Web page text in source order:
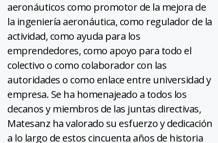
aeronáuticos como promotor de la mejora de
la ingeniería aeronáutica, como regulador de la
actividad, como ayuda para los
emprendedores, como apoyo para todo el
colectivo o como colaborador con las
autoridades o como enlace entre universidad y
empresa. Se ha homenajeado a todos los
decanos y miembros de las juntas directivas,
Matesanz ha valorado su esfuerzo y dedicación
a lo largo de estos cincuenta años de historia